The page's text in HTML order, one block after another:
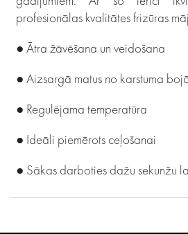
profesionālas kvalitātes frizūras
● Ātra žāvēšana un veidošana
● Aizsargā matus no karstuma
● Regulējama temperatūra
● Ideāli piemērots ceļošanai
● Sākas darboties dažu sekunžu